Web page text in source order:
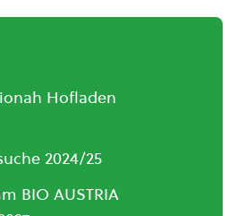
Hofladen
2024/25
BIO AUSTRIA